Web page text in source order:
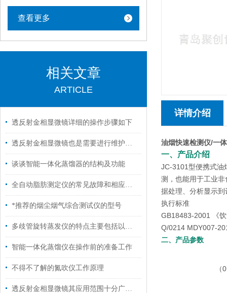
查看更多
相关文章
ARTICLE
透反射金相显微镜详细的操作步骤如下
透反射金相显微镜也是需要进行维护保养的
谈谈智能一体化蒸馏器的结构及功能
全自动脂肪测定仪的常见故障和相应的解决策略
*推荐的烟尘烟气综合测试仪的型号
多歧管旋转蒸发仪的特点主要包括以下几个方面
智能一体化蒸馏仪在操作前的准备工作
不得不了解的氮吹仪工作原理
透反射金相显微镜其应用范围十分广泛，主要涵盖以下几个核心领域
详情介绍
油烟快速检测仪/一
一、产品介绍
JC-3101型便携式油
测，也能用于工业
据处理、分析显示
执行标准
GB18483-2001 《
Q/0214 MDY007-
二、产品参数